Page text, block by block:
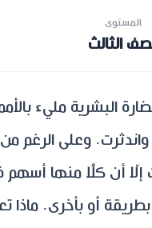
المستوى
الثالث
البشرية مليء
وعلى الرغم من
إلّا أن كلًّا منها أسهم
بطريقة أو بأخرى. ماذا